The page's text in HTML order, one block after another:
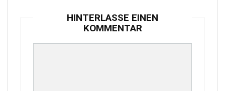
HINTERLASSE EINEN
KOMMENTAR